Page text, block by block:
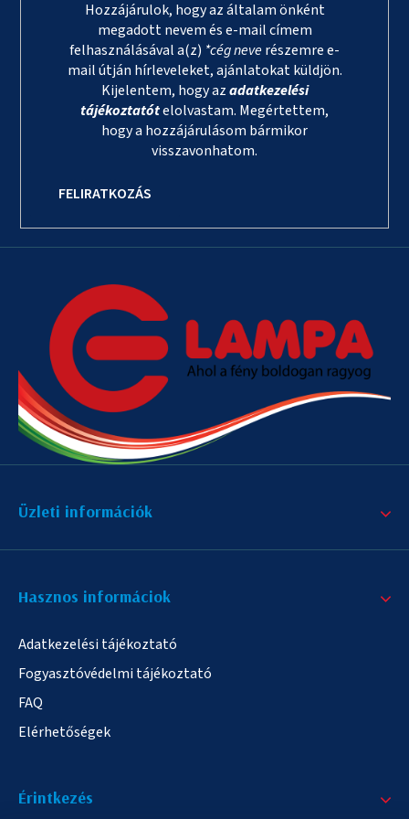
Hozzájárulok, hogy az általam önként
megadott nevem és e-mail címem
felhasználásával a(z) *cég neverészemre e-
mail útján hírleveleket, ajánlatokat küldjön.
Kijelentem, hogy azadatkezelési
tájékoztatótelolvastam. Megértettem,
hogy a hozzájárulásom bármikor
visszavonhatom.
FELIRATKOZÁS
Üzleti információk
Hasznos informáciok
Adatkezelési tájékoztató
Fogyasztóvédelmi tájékoztató
FAQ
Elérhetőségek
Érintkezés